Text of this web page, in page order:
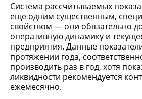
Система рассчитываемых
еще одним существенным,
свойством — они обязательно
оперативную динамику и
предприятия. Данные
протяжении года,
производить раз в год, хотя
ликвидности рекомендуется
ежемесячно.